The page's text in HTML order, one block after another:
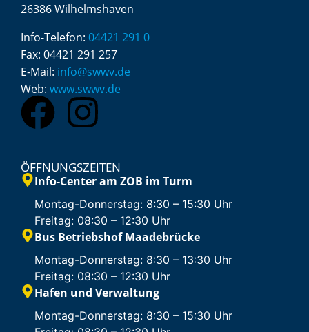
26386 Wilhelmshaven
Info-Telefon: 04421 291 0
Fax: 04421 291 257
E-Mail: info@swwv.de
Web: www.swwv.de
ÖFFNUNGSZEITEN
Info-Center am ZOB im Turm
Montag-Donnerstag: 8:30 – 15:30 Uhr
Freitag: 08:30 – 12:30 Uhr
Bus Betriebshof Maadebrücke
Montag-Donnerstag: 8:30 – 13:30 Uhr
Freitag: 08:30 – 12:30 Uhr
Hafen und Verwaltung
Montag-Donnerstag: 8:30 – 15:30 Uhr